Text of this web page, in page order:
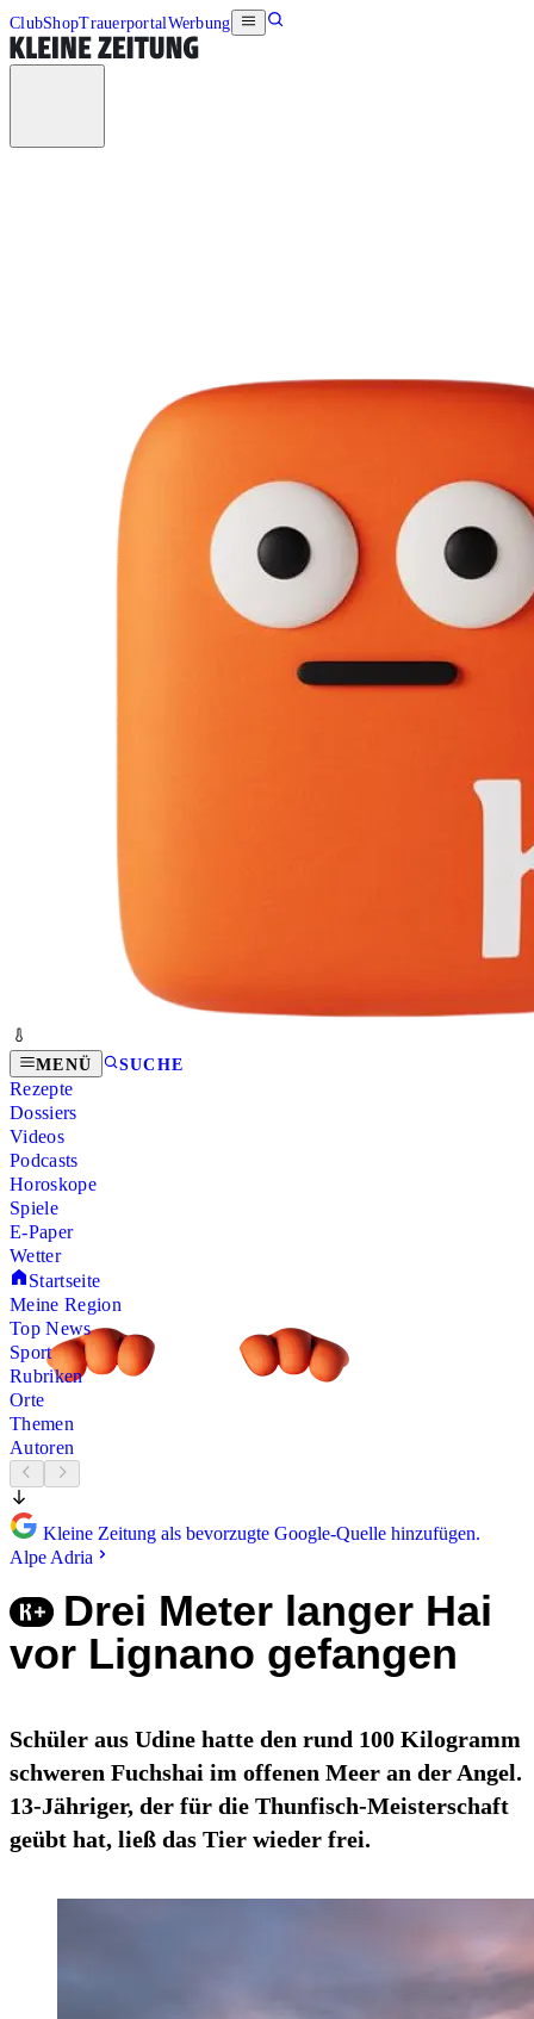
ClubShopTrauerportalWerbung
MENÜ SUCHE
Rezepte
Dossiers
Videos
Podcasts
Horoskope
Spiele
E-Paper
Wetter
Startseite
Meine Region
Top News
Sport
Rubriken
Orte
Themen
Autoren
Kleine Zeitung als bevorzugte Google-Quelle hinzufügen.
Alpe Adria
Drei Meter langer Hai
vor Lignano gefangen
Schüler aus Udine hatte den rund 100 Kilogramm
schweren Fuchshai im offenen Meer an der Angel.
13-Jähriger, der für die Thunfisch-Meisterschaft
geübt hat, ließ das Tier wieder frei.